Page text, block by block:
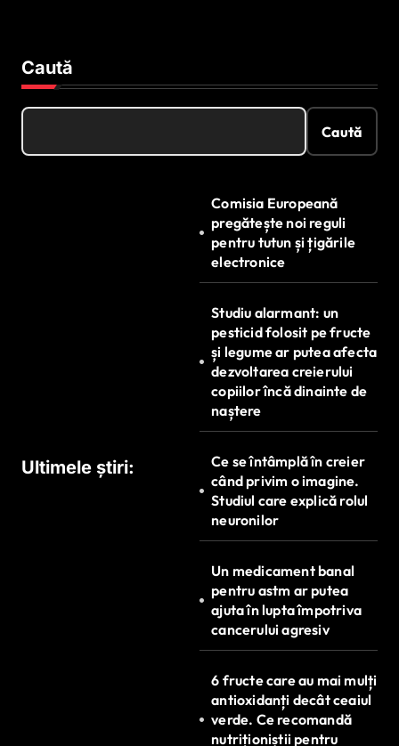
fonduri
Caută
Caută
Ultimele știri:
Comisia Europeană
pregătește noi reguli
pentru tutun și țigările
electronice
Studiu alarmant: un
pesticid folosit pe fructe
și legume ar putea afecta
dezvoltarea creierului
copiilor încă dinainte de
naștere
Ce se întâmplă în creier
când privim o imagine.
Studiul care explică rolul
neuronilor
Un medicament banal
pentru astm ar putea
ajuta în lupta împotriva
cancerului agresiv
6 fructe care au mai mulți
antioxidanți decât ceaiul
verde. Ce recomandă
nutriționiștii pentru